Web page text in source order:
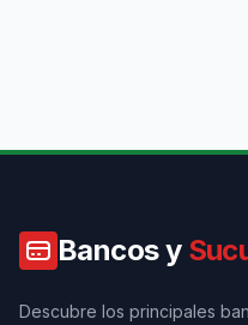
Bancos y
Descubre los principales